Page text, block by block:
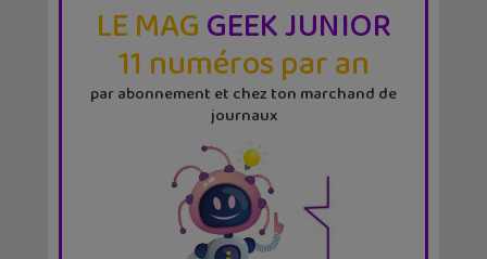
LE MAGGEEK JUNIOR
11 numéros par an
par abonnement et chez ton marchand de
journaux